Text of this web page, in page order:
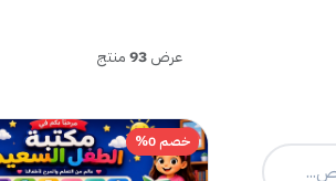
عرض93منتج
خصم 0%